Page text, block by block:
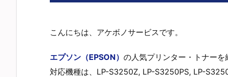
こんにちは、アケボノサービスです。
エプソン（EPSON） の人気プリンター・トナーを
対応機種は、LP-S3250Z, LP-S3250PS, LP-